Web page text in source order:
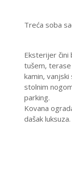
Treća soba
Eksterijer čini
tušem,
kamin,
stolnim
parking.
Kovana
dašak luksuza.